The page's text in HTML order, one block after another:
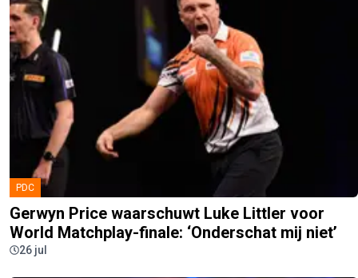
PDC
Gerwyn Price waarschuwt Luke Littler voor
World Matchplay-finale: ‘Onderschat mij niet’
26 jul